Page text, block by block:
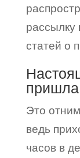
рассылку
статей о
пришла
Это
ведь
часов в